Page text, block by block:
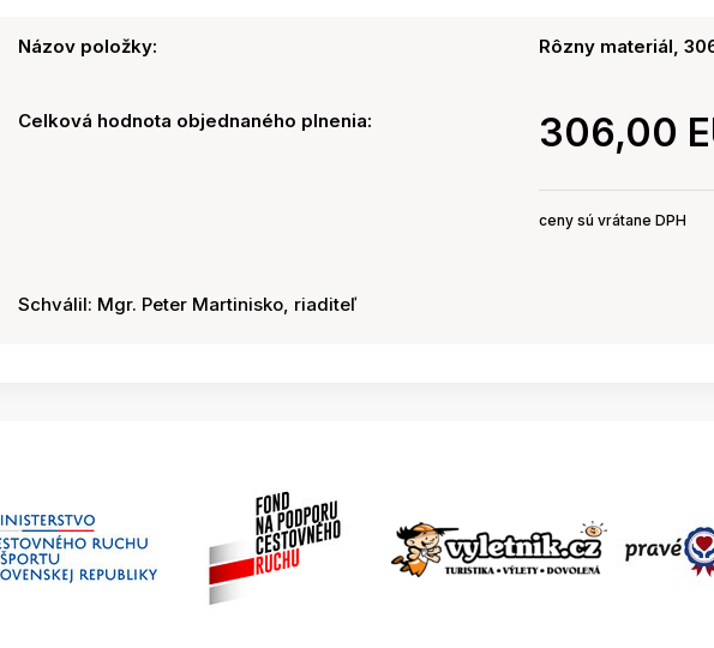
Názov položky: Rôzny materiál,
Celková hodnota objednaného plnenia: 306,00
ceny sú vrátane DPH
Schválil: Mgr. Peter Martinisko, riaditeľ